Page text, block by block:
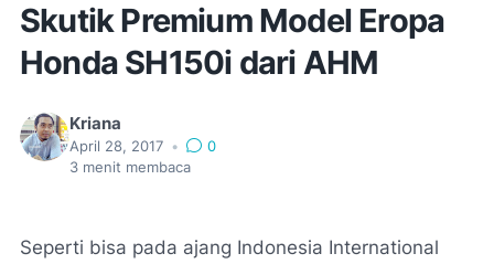
Skutik Premium Model Eropa
Honda SH150i dari AHM
Kriana
April 28, 2017 •
0
3 menit membaca
Seperti bisa pada ajang Indonesia International